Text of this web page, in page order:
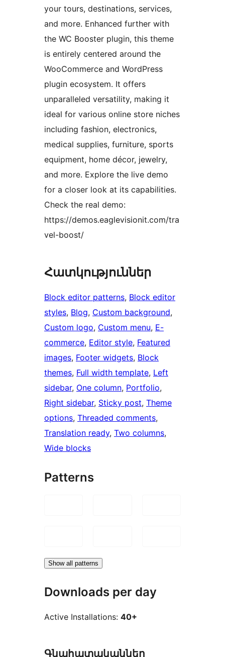
your tours, destinations, services,
and more. Enhanced further with
the WC Booster plugin, this theme
is entirely centered around the
WooCommerce and WordPress
plugin ecosystem. It offers
unparalleled versatility, making it
ideal for various online store niches
including fashion, electronics,
medical supplies, furniture, sports
equipment, home décor, jewelry,
and more. Explore the live demo
for a closer look at its capabilities.
Check the real demo:
https://demos.eaglevisionit.com/tra
vel-boost/
Հատկություններ
Block editor patterns, Block editor
styles, Blog, Custom background
Custom logo, Custom menu, E-
commerce, Editor style, Featured
images, Footer widgets, Block
themes, Full width template, Left
sidebar, One column, Portfolio
Right sidebar, Sticky post, Theme
options, Threaded comments
Translation ready, Two columns
Wide blocks
Patterns
Show all patterns
Downloads per day
Active Installations: 40+
Գնահատականներ